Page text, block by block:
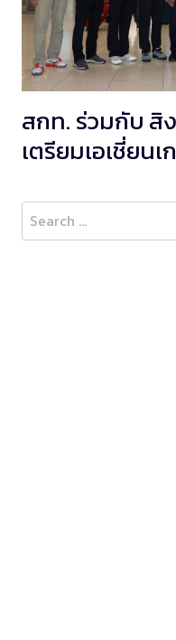
สกท. ร่วมกับ สิ
เตรียมเอเชี่ยน
Search
for: